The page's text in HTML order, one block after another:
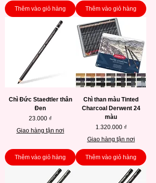
Thêm vào giỏ hàng Thêm vào giỏ hàng
Chì Đức Staedtler thân
Đen
Giá
23.000 ₫
Giao hàng tận nơi
Thêm vào giỏ hàng
Chì than màu Tinted
Charcoal Derwent 24
màu
Giá
1.320.000 ₫
Giao hàng tận nơi
Thêm vào giỏ hàng